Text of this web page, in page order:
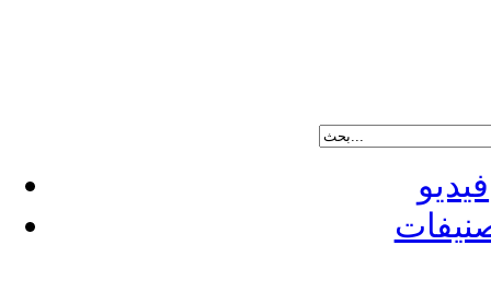
فيديو